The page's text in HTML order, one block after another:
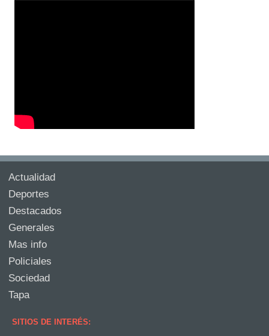
Actualidad
Deportes
Destacados
Generales
Mas info
Policiales
Sociedad
Tapa
SITIOS DE INTERÉS: